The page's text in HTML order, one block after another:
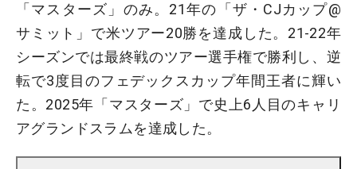
「マスターズ」のみ。21年の「ザ・CJカップ@
サミット」で米ツアー20勝を達成した。21-22年
シーズンでは最終戦のツアー選手権で勝利し、逆
転で3度目のフェデックスカップ年間王者に輝い
た。2025年「マスターズ」で史上6人目のキャリ
アグランドスラムを達成した。